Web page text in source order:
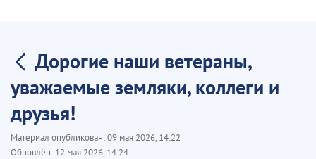
Дорогие наши ветераны,
уважаемые земляки, коллеги и
друзья!
Материал опубликован:09 мая 2026, 14:22
Обновлён: 12 мая 2026, 14:24